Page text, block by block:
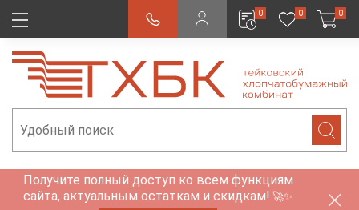
0 0 0
Получите полный доступ ко всем функциям
сайта, актуальным остаткам и скидкам! 🚀✨